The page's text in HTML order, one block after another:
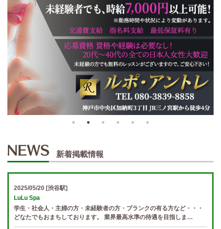
新着掲載情報
2025/05/20 [渋谷駅]
LuLu Spa
学生・社会人・主婦の方・未経験者の方・ブランクの有る方など・・・
どなたでもおまちしております。 業界最高水準の待遇を目指しま…